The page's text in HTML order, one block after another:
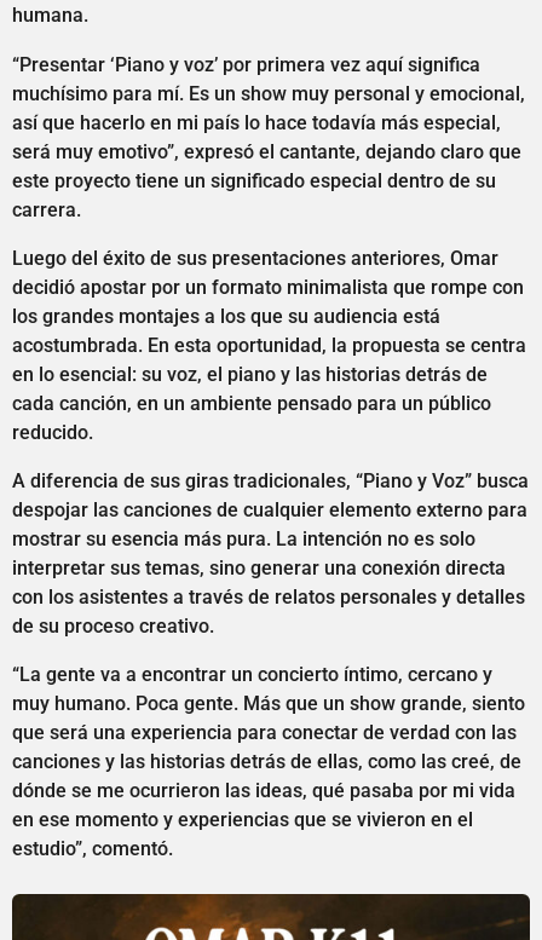
humana.
“Presentar ‘Piano y voz’ por primera vez aquí significa
muchísimo para mí. Es un show muy personal y emocional,
así que hacerlo en mi país lo hace todavía más especial,
será muy emotivo”, expresó el cantante, dejando claro que
este proyecto tiene un significado especial dentro de su
carrera.
Luego del éxito de sus presentaciones anteriores, Omar
decidió apostar por un formato minimalista que rompe con
los grandes montajes a los que su audiencia está
acostumbrada. En esta oportunidad, la propuesta se centra
en lo esencial: su voz, el piano y las historias detrás de
cada canción, en un ambiente pensado para un público
reducido.
A diferencia de sus giras tradicionales, “Piano y Voz” busca
despojar las canciones de cualquier elemento externo para
mostrar su esencia más pura. La intención no es solo
interpretar sus temas, sino generar una conexión directa
con los asistentes a través de relatos personales y detalles
de su proceso creativo.
“La gente va a encontrar un concierto íntimo, cercano y
muy humano. Poca gente. Más que un show grande, siento
que será una experiencia para conectar de verdad con las
canciones y las historias detrás de ellas, como las creé, de
dónde se me ocurrieron las ideas, qué pasaba por mi vida
en ese momento y experiencias que se vivieron en el
estudio”, comentó.